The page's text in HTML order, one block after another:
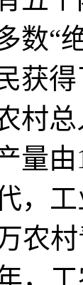
数“
获
村
量由
，
农
，